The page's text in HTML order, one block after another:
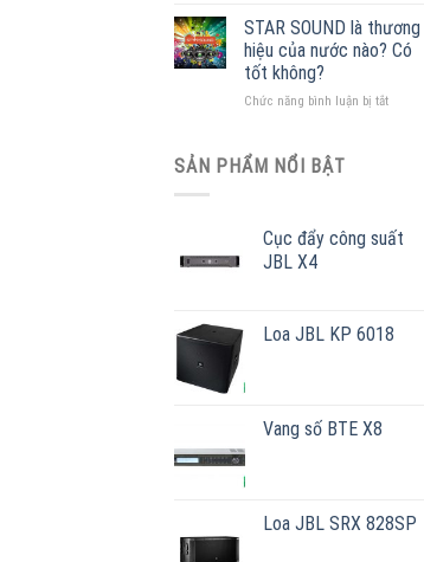
55
mẫu
loa
rẻ
báo]
Lịch
nghỉ
Nguyên
Audio
STAR SOUND là thương
hiệu của nước nào? Có
tốt không?
Chức năng bình luận bị tắtở
nước
SẢN PHẨM NỔI BẬT
Cục đẩy công suất
JBL X4
Loa JBL KP 6018
Vang số BTE X8
Loa JBL SRX 828SP